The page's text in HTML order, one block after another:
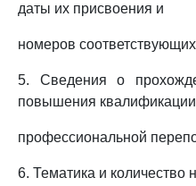
даты их присвоения и
номеров
5. Сведения о
повышения
профессиональной
6. Тематика и количество